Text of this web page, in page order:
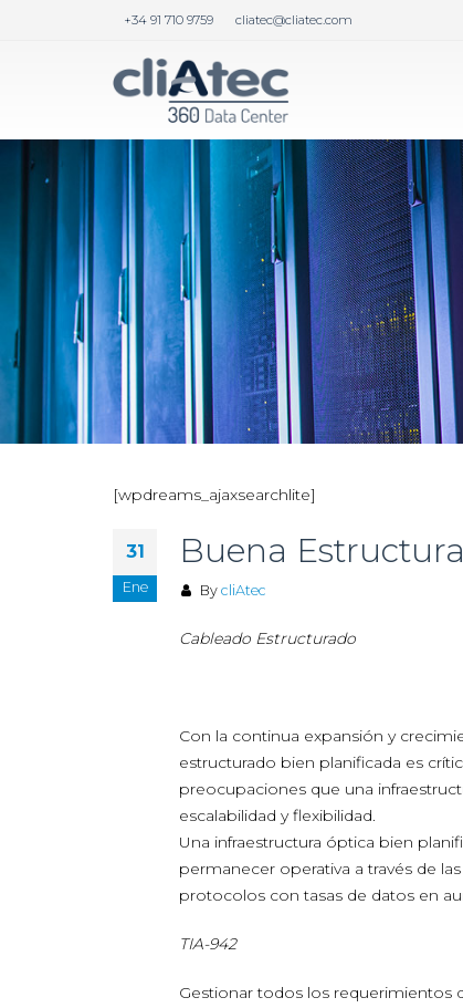
+34 91 710 9759 cliatec@cliatec.com
[wpdreams_ajaxsearchlite]
31
Ene
Buena
By cliAtec
Cableado Estructurado
Con la continua expansión y
estructurado bien planificada es
preocupaciones que una
escalabilidad y flexibilidad.
Una infraestructura óptica bien
permanecer operativa a través de
protocolos con tasas de datos en
TIA-942
Gestionar todos los requerimientos